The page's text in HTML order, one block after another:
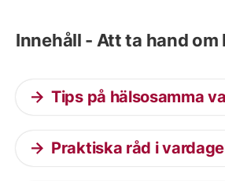
Innehåll - Att ta hand om
Tips på hälsosamma
Praktiska råd i